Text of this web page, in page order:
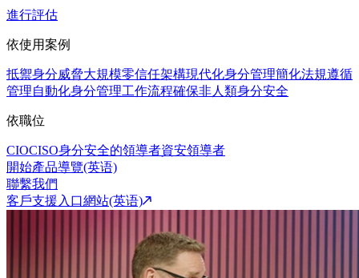
進行評估
依使用案例
抵禦身分威脅大規模零信任架構現代化身分管理簡化法規遵循
管理自動化身分管理工作流程確保非人類身分安全
依職位
CIOCISO身分安全的領導者資安領導者
開始產品導覽(英语)
聯繫我們
客戶支援入口網站(英语)